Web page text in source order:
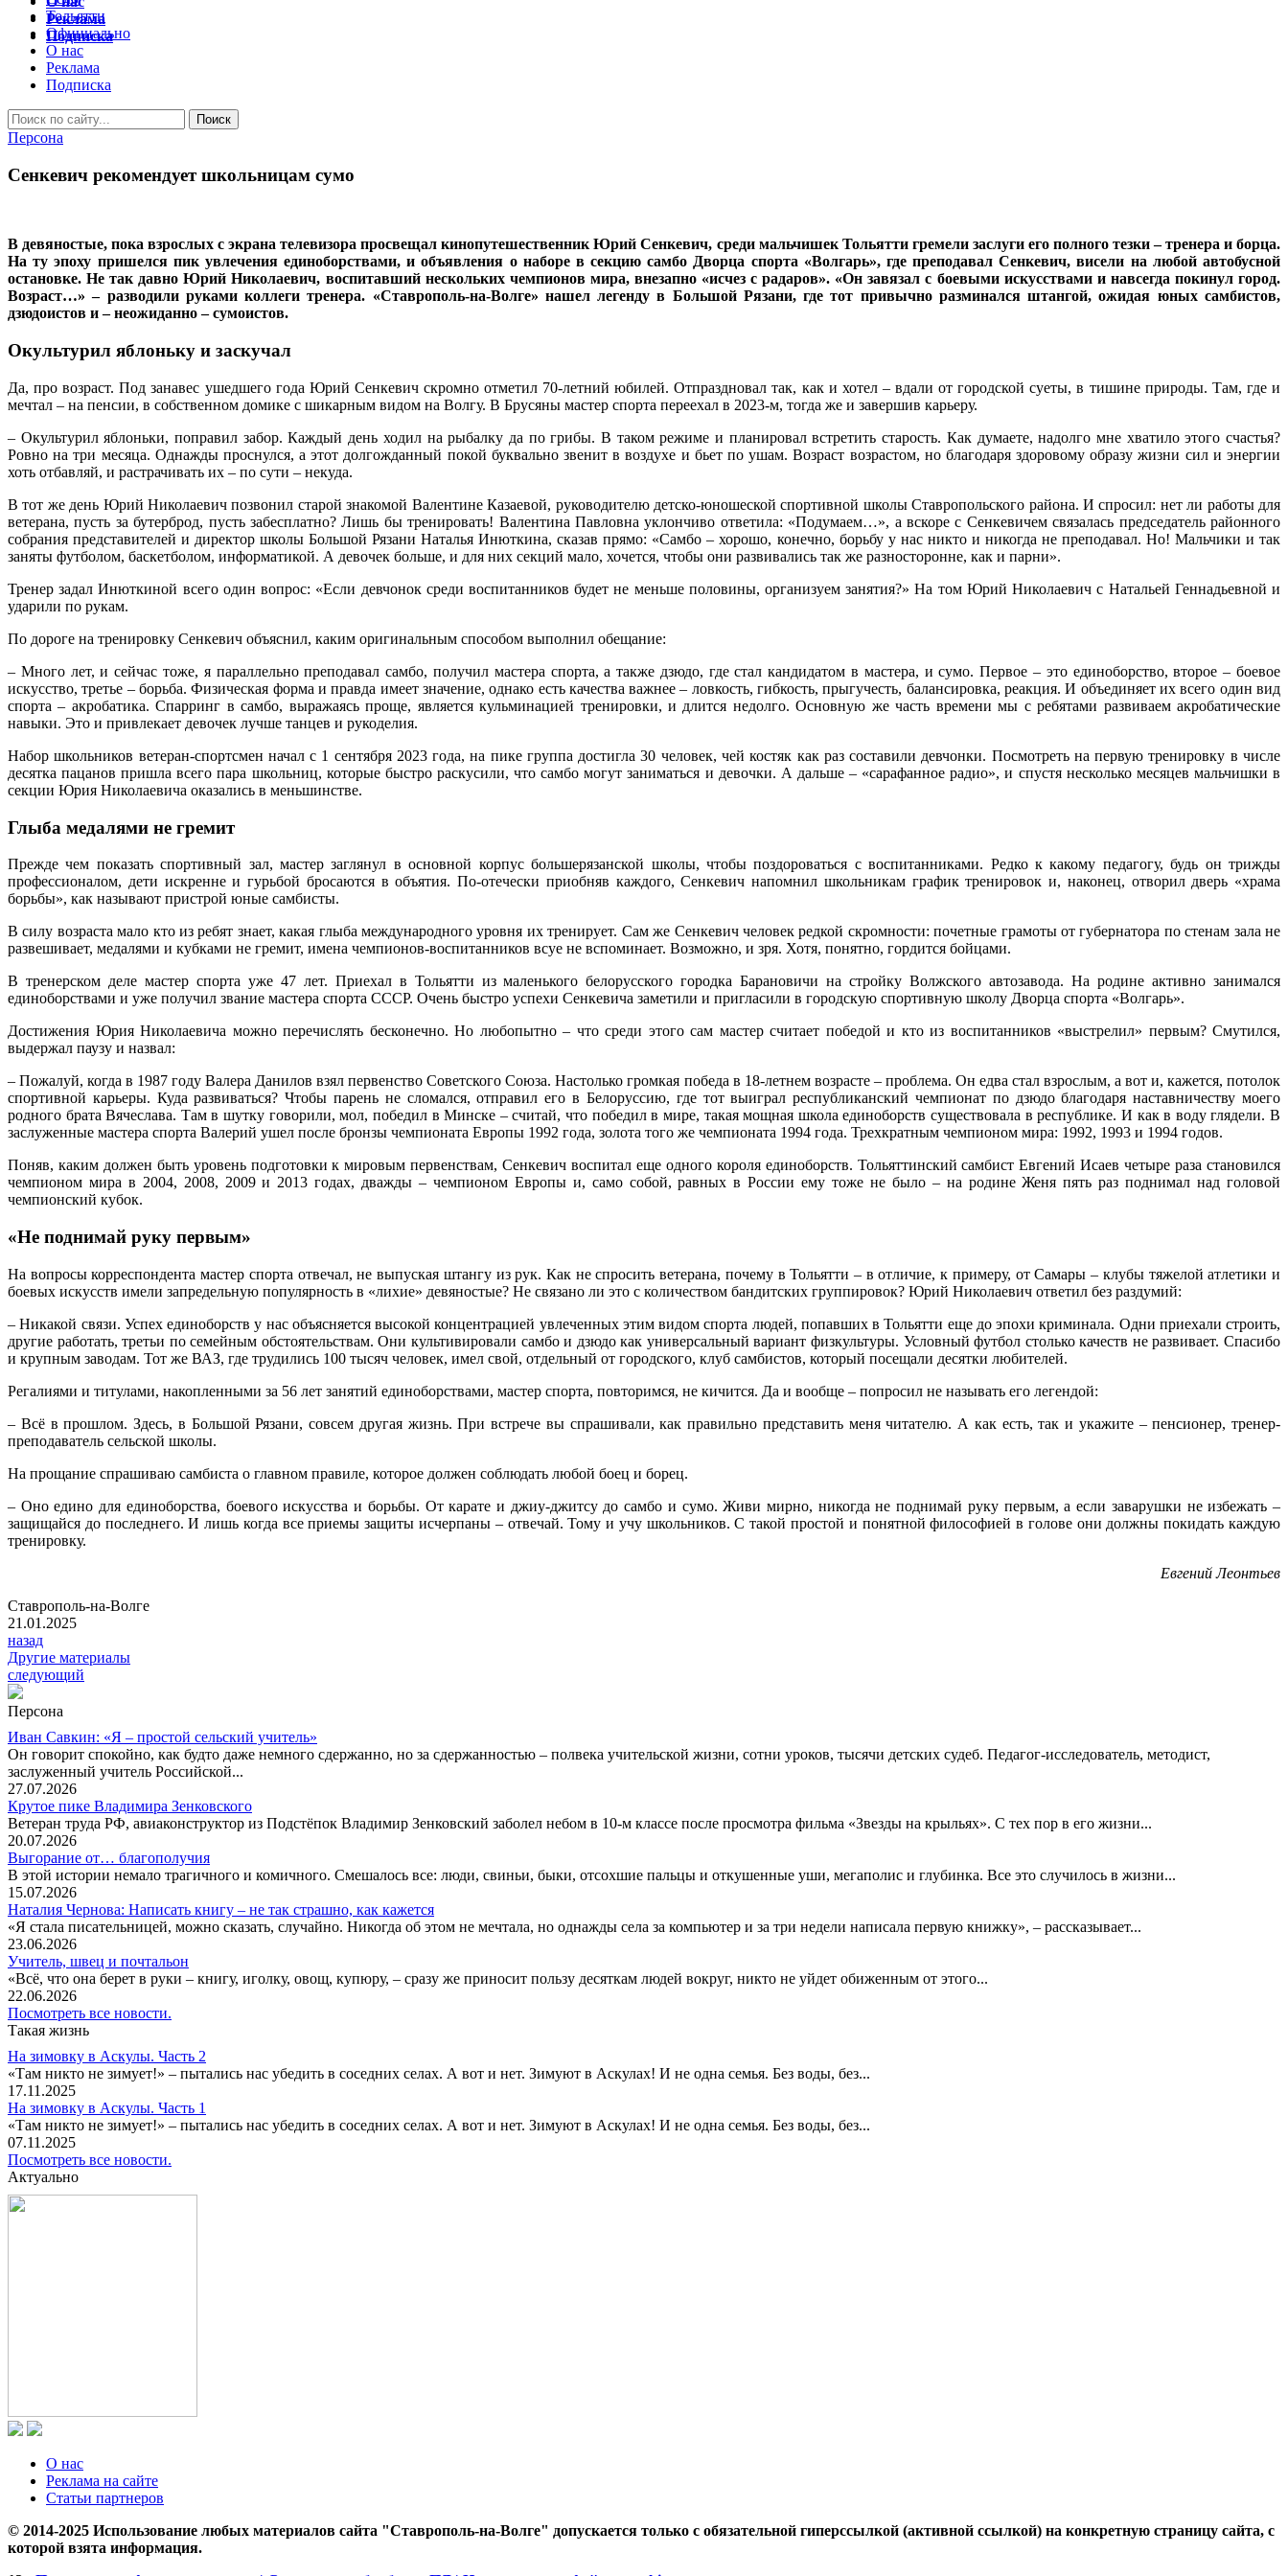
Тольятти
Официально
О нас
Реклама
Подписка
Персона
Сенкевич рекомендует школьницам сумо
В девяностые, пока взрослых с экрана телевизора просвещал кинопутешественник Юрий Сенкевич, среди мальчишек Тольятти гремели заслуги его полного тезки – тренера и борца.
На ту эпоху пришелся пик увлечения единоборствами, и объявления о наборе в секцию самбо Дворца спорта «Волгарь», где преподавал Сенкевич, висели на любой автобусной
остановке. Не так давно Юрий Николаевич, воспитавший нескольких чемпионов мира, внезапно «исчез с радаров». «Он завязал с боевыми искусствами и навсегда покинул город.
Возраст…» – разводили руками коллеги тренера. «Ставрополь-на-Волге» нашел легенду в Большой Рязани, где тот привычно разминался штангой, ожидая юных самбистов,
дзюдоистов и – неожиданно – сумоистов.
Окультурил яблоньку и заскучал
Да, про возраст. Под занавес ушедшего года Юрий Сенкевич скромно отметил 70-летний юбилей. Отпраздновал так, как и хотел – вдали от городской суеты, в тишине природы. Там, где и
мечтал – на пенсии, в собственном домике с шикарным видом на Волгу. В Брусяны мастер спорта переехал в 2023-м, тогда же и завершив карьеру.
– Окультурил яблоньки, поправил забор. Каждый день ходил на рыбалку да по грибы. В таком режиме и планировал встретить старость. Как думаете, надолго мне хватило этого счастья?
Ровно на три месяца. Однажды проснулся, а этот долгожданный покой буквально звенит в воздухе и бьет по ушам. Возраст возрастом, но благодаря здоровому образу жизни сил и энергии
хоть отбавляй, и растрачивать их – по сути – некуда.
В тот же день Юрий Николаевич позвонил старой знакомой Валентине Казаевой, руководителю детско-юношеской спортивной школы Ставропольского района. И спросил: нет ли работы для
ветерана, пусть за бутерброд, пусть забесплатно? Лишь бы тренировать! Валентина Павловна уклончиво ответила: «Подумаем…», а вскоре с Сенкевичем связалась председатель районного
собрания представителей и директор школы Большой Рязани Наталья Инюткина, сказав прямо: «Самбо – хорошо, конечно, борьбу у нас никто и никогда не преподавал. Но! Мальчики и так
заняты футболом, баскетболом, информатикой. А девочек больше, и для них секций мало, хочется, чтобы они развивались так же разносторонне, как и парни».
Тренер задал Инюткиной всего один вопрос: «Если девчонок среди воспитанников будет не меньше половины, организуем занятия?» На том Юрий Николаевич с Натальей Геннадьевной и
ударили по рукам.
По дороге на тренировку Сенкевич объяснил, каким оригинальным способом выполнил обещание:
– Много лет, и сейчас тоже, я параллельно преподавал самбо, получил мастера спорта, а также дзюдо, где стал кандидатом в мастера, и сумо. Первое – это единоборство, второе – боевое
искусство, третье – борьба. Физическая форма и правда имеет значение, однако есть качества важнее – ловкость, гибкость, прыгучесть, балансировка, реакция. И объединяет их всего один вид
спорта – акробатика. Спарринг в самбо, выражаясь проще, является кульминацией тренировки, и длится недолго. Основную же часть времени мы с ребятами развиваем акробатические
навыки. Это и привлекает девочек лучше танцев и рукоделия.
Набор школьников ветеран-спортсмен начал с 1 сентября 2023 года, на пике группа достигла 30 человек, чей костяк как раз составили девчонки. Посмотреть на первую тренировку в числе
десятка пацанов пришла всего пара школьниц, которые быстро раскусили, что самбо могут заниматься и девочки. А дальше – «сарафанное радио», и спустя несколько месяцев мальчишки в
секции Юрия Николаевича оказались в меньшинстве.
Глыба медалями не гремит
Прежде чем показать спортивный зал, мастер заглянул в основной корпус большерязанской школы, чтобы поздороваться с воспитанниками. Редко к какому педагогу, будь он трижды
профессионалом, дети искренне и гурьбой бросаются в объятия. По-отечески приобняв каждого, Сенкевич напомнил школьникам график тренировок и, наконец, отворил дверь «храма
борьбы», как называют пристрой юные самбисты.
В силу возраста мало кто из ребят знает, какая глыба международного уровня их тренирует. Сам же Сенкевич человек редкой скромности: почетные грамоты от губернатора по стенам зала не
развешивает, медалями и кубками не гремит, имена чемпионов-воспитанников всуе не вспоминает. Возможно, и зря. Хотя, понятно, гордится бойцами.
В тренерском деле мастер спорта уже 47 лет. Приехал в Тольятти из маленького белорусского городка Барановичи на стройку Волжского автозавода. На родине активно занимался
единоборствами и уже получил звание мастера спорта СССР. Очень быстро успехи Сенкевича заметили и пригласили в городскую спортивную школу Дворца спорта «Волгарь».
Достижения Юрия Николаевича можно перечислять бесконечно. Но любопытно – что среди этого сам мастер считает победой и кто из воспитанников «выстрелил» первым? Смутился,
выдержал паузу и назвал:
– Пожалуй, когда в 1987 году Валера Данилов взял первенство Советского Союза. Настолько громкая победа в 18-летнем возрасте – проблема. Он едва стал взрослым, а вот и, кажется, потолок
спортивной карьеры. Куда развиваться? Чтобы парень не сломался, отправил его в Белоруссию, где тот выиграл республиканский чемпионат по дзюдо благодаря наставничеству моего
родного брата Вячеслава. Там в шутку говорили, мол, победил в Минске – считай, что победил в мире, такая мощная школа единоборств существовала в республике. И как в воду глядели. В
заслуженные мастера спорта Валерий ушел после бронзы чемпионата Европы 1992 года, золота того же чемпионата 1994 года. Трехкратным чемпионом мира: 1992, 1993 и 1994 годов.
Поняв, каким должен быть уровень подготовки к мировым первенствам, Сенкевич воспитал еще одного короля единоборств. Тольяттинский самбист Евгений Исаев четыре раза становился
чемпионом мира в 2004, 2008, 2009 и 2013 годах, дважды – чемпионом Европы и, само собой, равных в России ему тоже не было – на родине Женя пять раз поднимал над головой
чемпионский кубок.
«Не поднимай руку первым»
На вопросы корреспондента мастер спорта отвечал, не выпуская штангу из рук. Как не спросить ветерана, почему в Тольятти – в отличие, к примеру, от Самары – клубы тяжелой атлетики и
боевых искусств имели запредельную популярность в «лихие» девяностые? Не связано ли это с количеством бандитских группировок? Юрий Николаевич ответил без раздумий:
– Никакой связи. Успех единоборств у нас объясняется высокой концентрацией увлеченных этим видом спорта людей, попавших в Тольятти еще до эпохи криминала. Одни приехали строить,
другие работать, третьи по семейным обстоятельствам. Они культивировали самбо и дзюдо как универсальный вариант физкультуры. Условный футбол столько качеств не развивает. Спасибо
и крупным заводам. Тот же ВАЗ, где трудились 100 тысяч человек, имел свой, отдельный от городского, клуб самбистов, который посещали десятки любителей.
Регалиями и титулами, накопленными за 56 лет занятий единоборствами, мастер спорта, повторимся, не кичится. Да и вообще – попросил не называть его легендой:
– Всё в прошлом. Здесь, в Большой Рязани, совсем другая жизнь. При встрече вы спрашивали, как правильно представить меня читателю. А как есть, так и укажите – пенсионер, тренер-
преподаватель сельской школы.
На прощание спрашиваю самбиста о главном правиле, которое должен соблюдать любой боец и борец.
– Оно едино для единоборства, боевого искусства и борьбы. От карате и джиу-джитсу до самбо и сумо. Живи мирно, никогда не поднимай руку первым, а если заварушки не избежать –
защищайся до последнего. И лишь когда все приемы защиты исчерпаны – отвечай. Тому и учу школьников. С такой простой и понятной философией в голове они должны покидать каждую
тренировку.
Евгений Леонтьев
Ставрополь-на-Волге
21.01.2025
назад
Другие материалы
следующий
Персона
Иван Савкин: «Я – простой сельский учитель»
Он говорит спокойно, как будто даже немного сдержанно, но за сдержанностью – полвека учительской жизни, сотни уроков, тысячи детских судеб. Педагог-исследователь, методист,
заслуженный учитель Российской...
27.07.2026
Крутое пике Владимира Зенковского
Ветеран труда РФ, авиаконструктор из Подстёпок Владимир Зенковский заболел небом в 10-м классе после просмотра фильма «Звезды на крыльях». С тех пор в его жизни...
20.07.2026
Выгорание от… благополучия
В этой истории немало трагичного и комичного. Смешалось все: люди, свиньи, быки, отсохшие пальцы и откушенные уши, мегаполис и глубинка. Все это случилось в жизни...
15.07.2026
Наталия Чернова: Написать книгу – не так страшно, как кажется
«Я стала писательницей, можно сказать, случайно. Никогда об этом не мечтала, но однажды села за компьютер и за три недели написала первую книжку», – рассказывает...
23.06.2026
Учитель, швец и почтальон
«Всё, что она берет в руки – книгу, иголку, овощ, купюру, – сразу же приносит пользу десяткам людей вокруг, никто не уйдет обиженным от этого...
22.06.2026
Посмотреть все новости.
Такая жизнь
На зимовку в Аскулы. Часть 2
«Там никто не зимует!» – пытались нас убедить в соседних селах. А вот и нет. Зимуют в Аскулах! И не одна семья. Без воды, без...
17.11.2025
На зимовку в Аскулы. Часть 1
«Там никто не зимует!» – пытались нас убедить в соседних селах. А вот и нет. Зимуют в Аскулах! И не одна семья. Без воды, без...
07.11.2025
Посмотреть все новости.
Актуально
О нас
Реклама на сайте
Статьи партнеров
© 2014-2025 Использование любых материалов сайта "Ставрополь-на-Волге" допускается только с обязательной гиперссылкой (активной ссылкой) на конкретную страницу сайта, с
которой взята информация.
Реклама
Подписка